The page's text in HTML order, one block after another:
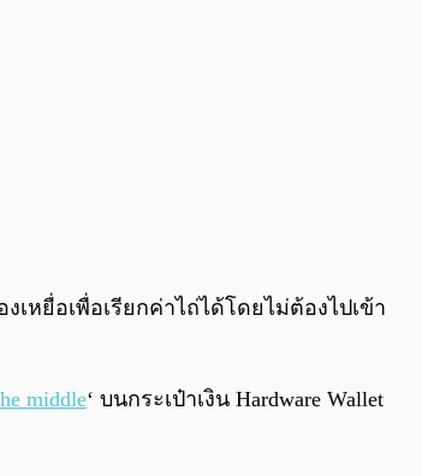
0:00 /0:00
หยื่อเพื่อเรียกค่าไถ่ได้โดยไม่ต้องไปเข้า
middle‘ บนกระเป๋าเงิน Hardware Wallet